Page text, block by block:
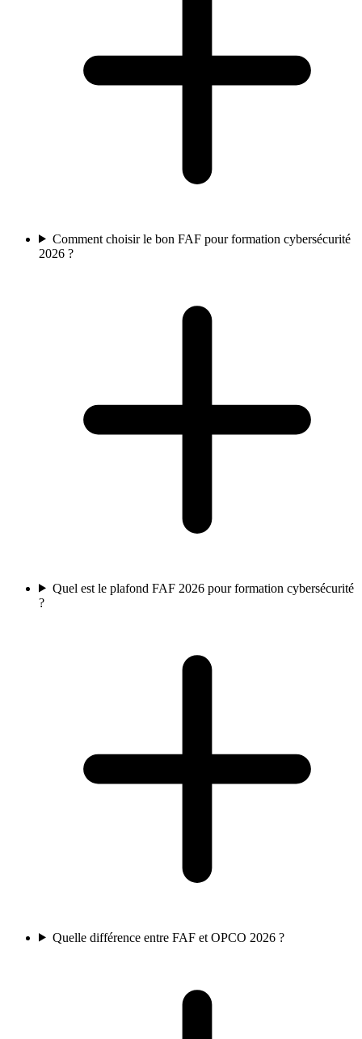
Comment choisir le bon FAF pour formation cybersécurité
2026 ?
Quel est le plafond FAF 2026 pour formation cybersécurité
?
Quelle différence entre FAF et OPCO 2026 ?